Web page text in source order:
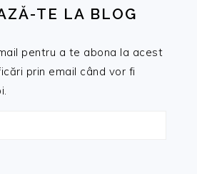
TE LA BLOG
pentru a te abona la acest
prin email când vor fi